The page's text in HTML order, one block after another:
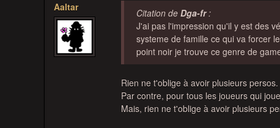
Aaltar Citation de Dga-fr:
J'ai pas l'impression qu'il y est des
systeme de famille ce qui va forcer
point noir je trouve ce genre de
Rien ne t'oblige à avoir plusieurs persos.
Par contre, pour tous les joueurs qui
Mais, rien ne t'oblige à avoir plusieurs